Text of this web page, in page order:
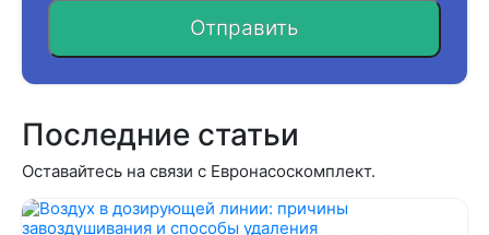
Отправить
Последние статьи
Оставайтесь на связи с Евронасоскомплект.